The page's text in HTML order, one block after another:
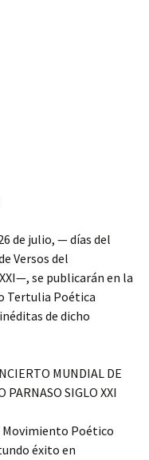
de julio, — días del
Versos del
se publicarán en la
Tertulia Poética
de dicho
MUNDIAL DE
PARNASO SIGLO XXI
Movimiento Poético
éxito en